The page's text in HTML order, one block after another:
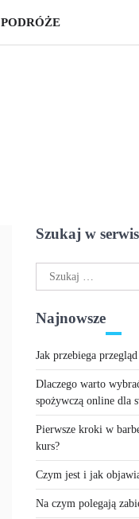
PODRÓŻE
Szukaj w
Szukaj:
Najnowsze
Jak przebiega
Dlaczego warto
spożywczą online dla
Pierwsze kroki w
kurs?
Czym jest i jak
Na czym polegają